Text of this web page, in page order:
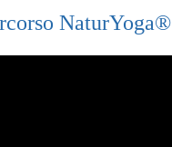
NaturYoga®